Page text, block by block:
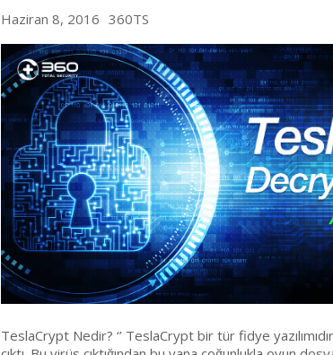
Haziran 8, 2016 360TS
TeslaCrypt Nedir? ‘’ TeslaCrypt bir tür fidye